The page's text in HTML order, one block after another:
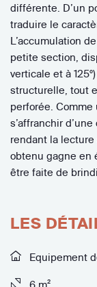
différente. D’un
traduire le
L’accumulation
petite section,
verticale et à
structurelle, tout
perforée.
s’affranchir
rendant la
obtenu gagne en
être faite de
LES
Equipement
6 m²